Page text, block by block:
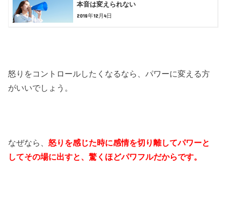
本音は変えられない
2018年12月4日
怒りをコントロールしたくなるなら、パワーに変える方
がいいでしょう。
なぜなら、怒りを感じた時に感情を切り離してパワーと
してその場に出すと、驚くほどパワフルだからです。